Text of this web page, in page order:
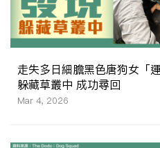
走失多日細膽黑色唐狗女「
躲藏草叢中 成功尋回
Mar 4, 2026